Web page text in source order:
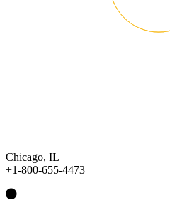
Chicago, IL
+1-800-655-4473